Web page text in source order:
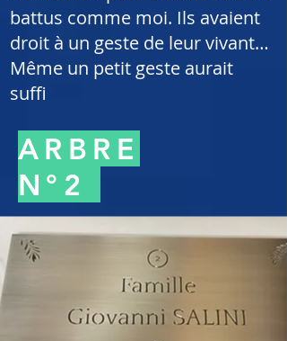
battus comme moi. Ils avaient
droit à un geste de leur vivant…
Même un petit geste aurait
suffi
ARBRE
N°2